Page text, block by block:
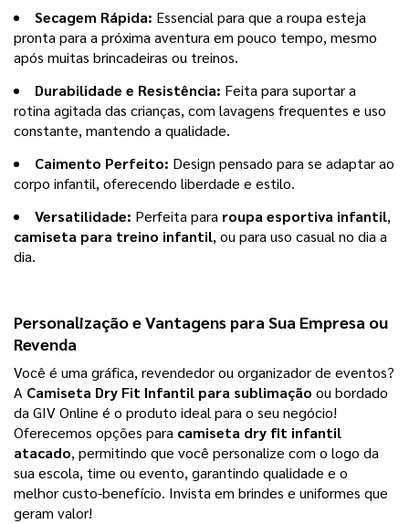
Secagem Rápida: Essencial para que a roupa esteja
pronta para a próxima aventura em pouco tempo, mesmo
após muitas brincadeiras ou treinos.
Durabilidade e Resistência: Feita para suportar a
rotina agitada das crianças, com lavagens frequentes e uso
constante, mantendo a qualidade.
Caimento Perfeito: Design pensado para se adaptar ao
corpo infantil, oferecendo liberdade e estilo.
Versatilidade: Perfeita para roupa esportiva infantil,
camiseta para treino infantil, ou para uso casual no dia a
dia.
Personalização e Vantagens para Sua Empresa ou
Revenda
Você é uma gráfica, revendedor ou organizador de eventos?
A Camiseta Dry Fit Infantil para sublimação ou bordado
da GIV Online é o produto ideal para o seu negócio!
Oferecemos opções para camiseta dry fit infantil
atacado, permitindo que você personalize com o logo da
sua escola, time ou evento, garantindo qualidade e o
melhor custo-benefício. Invista em brindes e uniformes que
geram valor!